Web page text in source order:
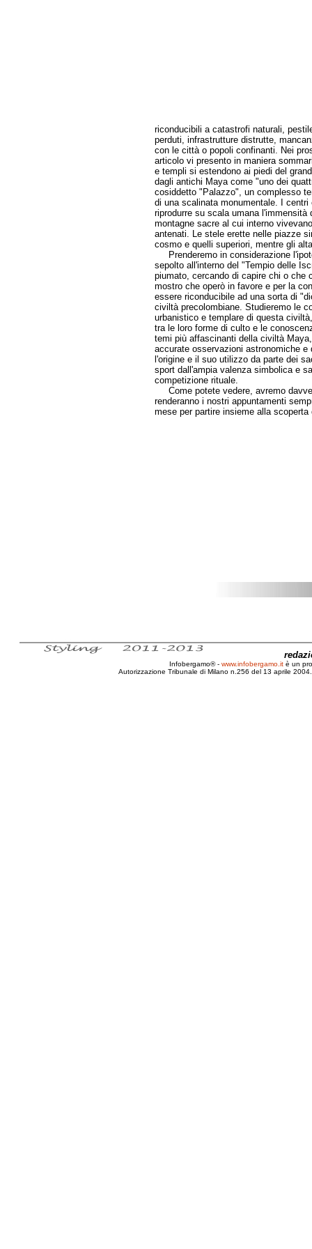
riconducibili a catastrofi naturali,
perduti, infrastrutture distrutte,
con le città o popoli confinanti. Nei
articolo vi presento in maniera
e templi si estendono ai piedi del
dagli antichi Maya come "uno dei
cosiddetto "Palazzo", un complesso
di una scalinata monumentale. I
riprodurre su scala umana
montagne sacre al cui interno
antenati. Le stele erette nelle piazze
cosmo e quelli superiori, mentre gli
Prenderemo in considerazione
sepolto all'interno del "Tempio delle
piumato, cercando di capire chi o che
mostro che operò in favore e per la
essere riconducibile ad una sorta di
civiltà precolombiane. Studieremo le
urbanistico e templare di questa
tra le loro forme di culto e le
temi più affascinanti della civiltà
accurate osservazioni astronomiche
l'origine e il suo utilizzo da parte dei
sport dall'ampia valenza simbolica e
competizione rituale.
Come potete vedere, avremo
renderanno i nostri appuntamenti
mese per partire insieme alla
Infobergamo® - www.infobergamo.it è un
Autorizzazione Tribunale di Milano n.256 del 13 aprile